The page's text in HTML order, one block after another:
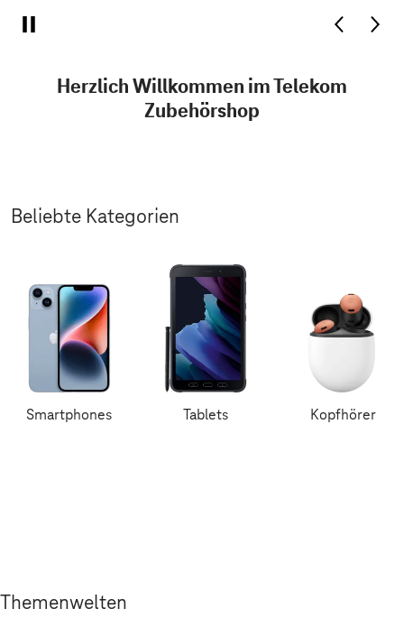
Herzlich Willkommen im Telekom
Zubehörshop
Beliebte Kategorien
Smartphones Tablets Kopfhörer
Themenwelten